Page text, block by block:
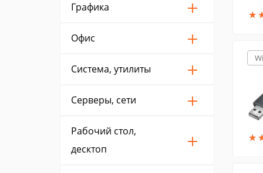
Графика
Офис
Система, утилиты
Серверы, сети
Рабочий стол,
десктоп
★
★
★
★